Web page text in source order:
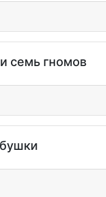
семь гномов